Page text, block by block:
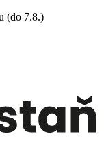
(do 7.8.)